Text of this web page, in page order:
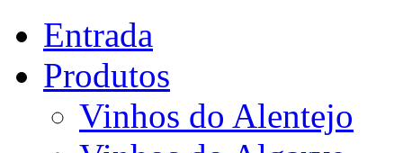
Entrada
Produtos
Vinhos do Alentejo